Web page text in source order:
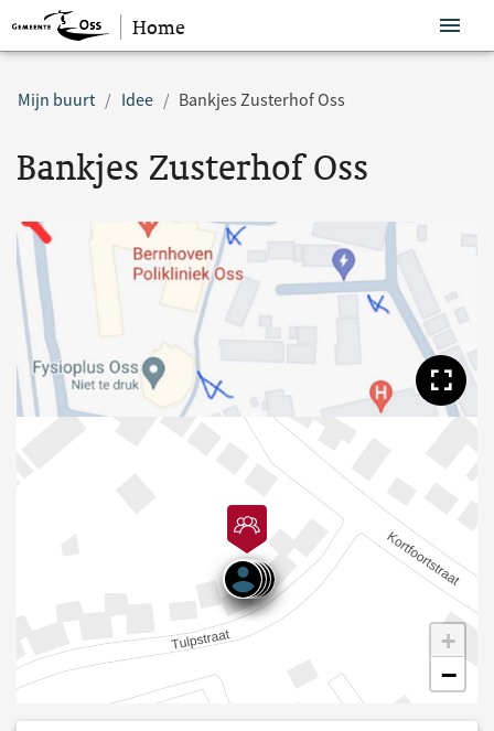
Sla navigatie over
Home
Mijn buurt Idee Bankjes Zusterhof Oss
Bankjes Zusterhof Oss
+
−